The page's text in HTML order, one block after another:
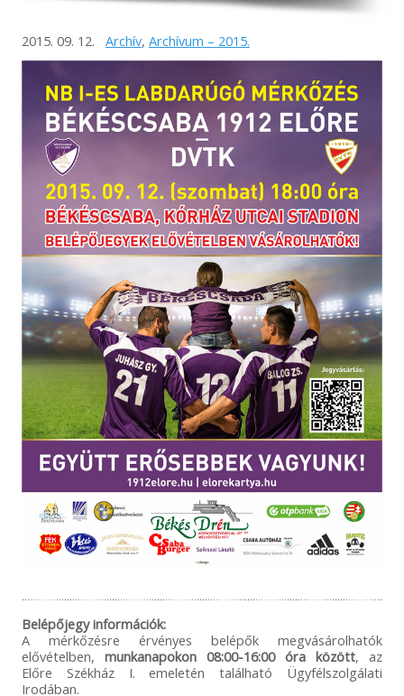
2015. 09. 12. Archív, Archívum – 2015.
Belépőjegy információk:
A mérkőzésre érvényes belépők megvásárolhatók
elővételben, munkanapokon 08:00-16:00 óra között, az
Előre Székház I. emeletén található Ügyfélszolgálati
Irodában.